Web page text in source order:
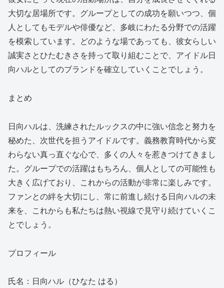
大切な居場所です。グループとしての成功を願いつつ、個
人としてもモデルや俳優など、多岐にわたる分野での活躍
を模索しています。どのような場であっても、彼女らしい
誠実さとひたむきさを持って取り組むことで、アイドル日
向ハルとしてのブランドを確立していくことでしょう。
まとめ
日向ハルは、洗練されたルックスの中に強い信念と努力を
秘めた、次世代を担うアイドルです。義務教育時代から変
わらない真っ直ぐな心で、多くの人々を惹きつけてきまし
た。グループでの活躍はもちろん、個人としての可能性も
大きく広げており、これからの活動が非常に楽しみです。
ファンとの絆を大切にし、常に前進し続ける日向ハルの未
来を、これからも私たちは熱い視線で見守り続けていくこ
とでしょう。
プロフィール
氏名：日向ハル（ひなた はる）